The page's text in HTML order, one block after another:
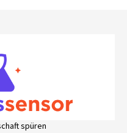
spüren